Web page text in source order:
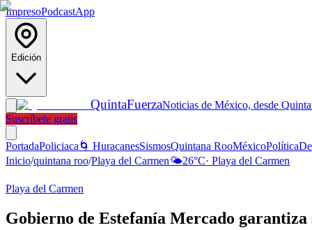
ImpresoPodcastApp
Edición
QuintaFuerzaNoticias de México, desde
Suscríbete gratis
PortadaPoliciaca 🌀 HuracanesSismosQuintana RooMéxicoPolítica
Inicio/quintana roo/Playa del Carmen🌤️26°C· Playa del Carmen
Playa del Carmen
Gobierno de Estefanía Mercado garantiza